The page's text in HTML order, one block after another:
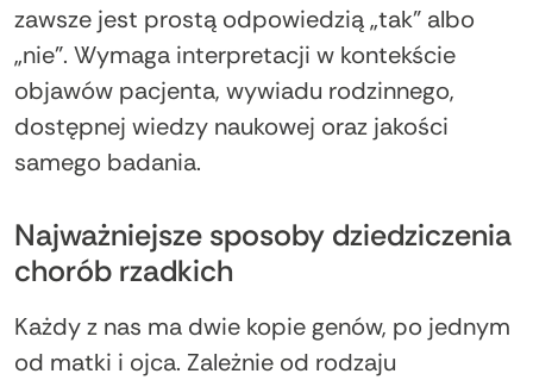
zawsze jest prostą odpowiedzią „tak” albo
„nie”. Wymaga interpretacji w kontekście
objawów pacjenta, wywiadu rodzinnego,
dostępnej wiedzy naukowej oraz jakości
samego badania.
Najważniejsze sposoby dziedziczenia
chorób rzadkich
Każdy z nas ma dwie kopie genów, po jednym
od matki i ojca. Zależnie od rodzaju